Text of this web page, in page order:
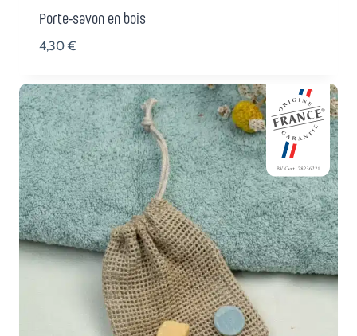
Porte-savon en bois
4,30€